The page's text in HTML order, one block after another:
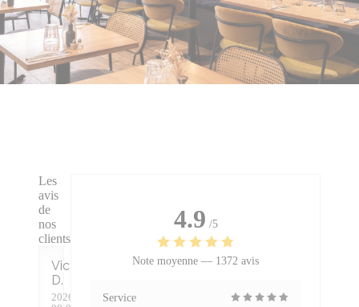
Les
avis
de
nos
clients
Victoire
D
2026-
4.9 /5
Note moyenne — 1372 avis
Service